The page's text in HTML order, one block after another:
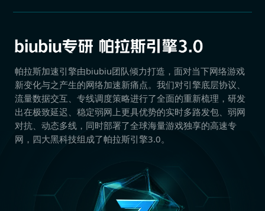
帕拉斯加速引擎由biubiu团队倾力打造，面对当下网络游戏
新变化与之产生的网络加速新痛点。我们对引擎底层协议、
流量数据交互、专线调度策略进行了全面的重新梳理，研发
出在极致延迟、稳定弱网上更具优势的实时多路发包、弱网
对抗、动态多线，同时部署了全球海量游戏独享的高速专
网，四大黑科技组成了帕拉斯引擎3.0。